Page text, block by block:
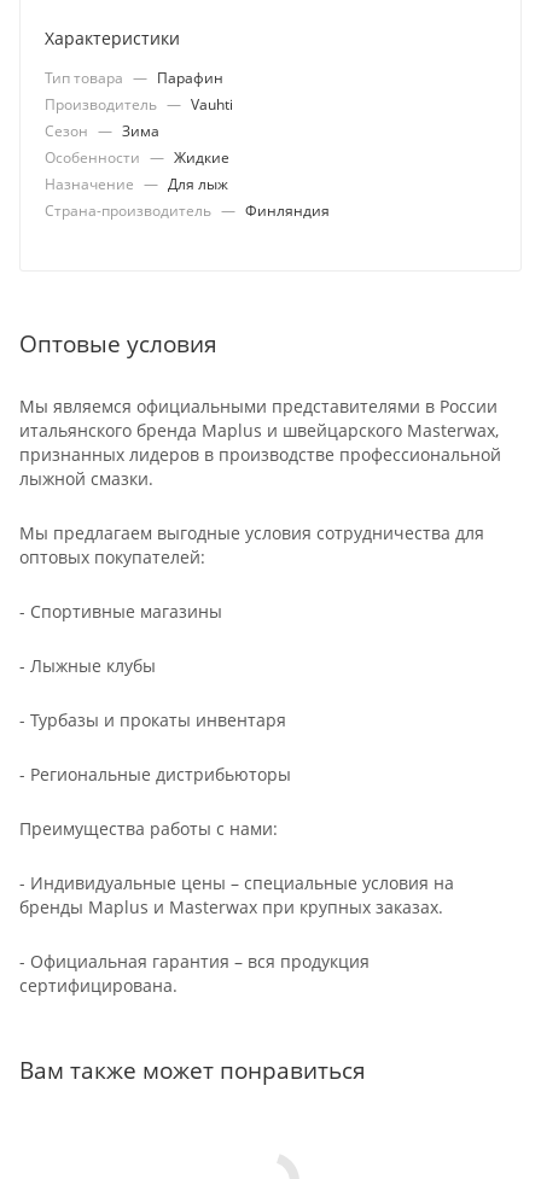
Характеристики
Тип товара — Парафин
Производитель — Vauhti
Сезон — Зима
Особенности — Жидкие
Назначение — Для лыж
Страна-производитель — Финляндия
Оптовые условия
Мы являемся официальными представителями в России
итальянского бренда Maplus и швейцарского Masterwax,
признанных лидеров в производстве профессиональной
лыжной смазки.
Мы предлагаем выгодные условия сотрудничества для
оптовых покупателей:
- Спортивные магазины
- Лыжные клубы
- Турбазы и прокаты инвентаря
- Региональные дистрибьюторы
Преимущества работы с нами:
- Индивидуальные цены – специальные условия на
бренды Maplus и Masterwax при крупных заказах.
- Официальная гарантия – вся продукция
сертифицирована.
Вам также может понравиться